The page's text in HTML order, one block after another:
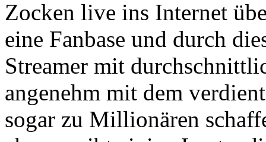
Zocken live ins Internet
eine Fanbase und durch
Streamer mit
angenehm mit dem
sogar zu Millionären